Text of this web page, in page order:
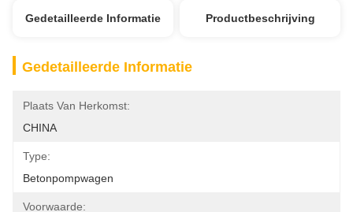
Gedetailleerde Informatie Productbeschrijving
Gedetailleerde Informatie
Plaats Van Herkomst:
CHINA
Type:
Betonpompwagen
Voorwaarde: